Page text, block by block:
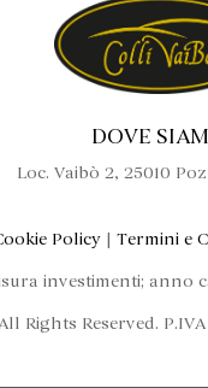
DOVE
Loc. Vaibò 2, 25010
Policy| Termini e
investimenti;
Rights Reserved.